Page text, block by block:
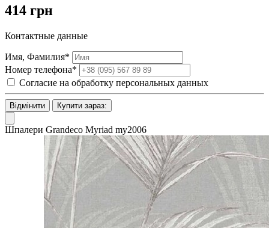
414 грн
Контактные данные
Имя, Фамилия*
Номер телефона*
Согласие на обработку персональных данных
Відмінити Купити зараз:
Шпалери Grandeco Myriad my2006